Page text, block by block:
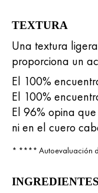
TEXTURA
Una textura
proporciona un
El 100%
El 100%
El 96% opina
ni en el cuero
* **** Autoevaluación